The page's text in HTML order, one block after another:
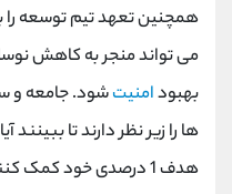
همچنین تعهد تیم توسعه
می تواند منجر به کاهش
بهبودامنیتشود. جامعه و
ها را زیر نظر دارند تا
هدف 1 درصدی خود کمک